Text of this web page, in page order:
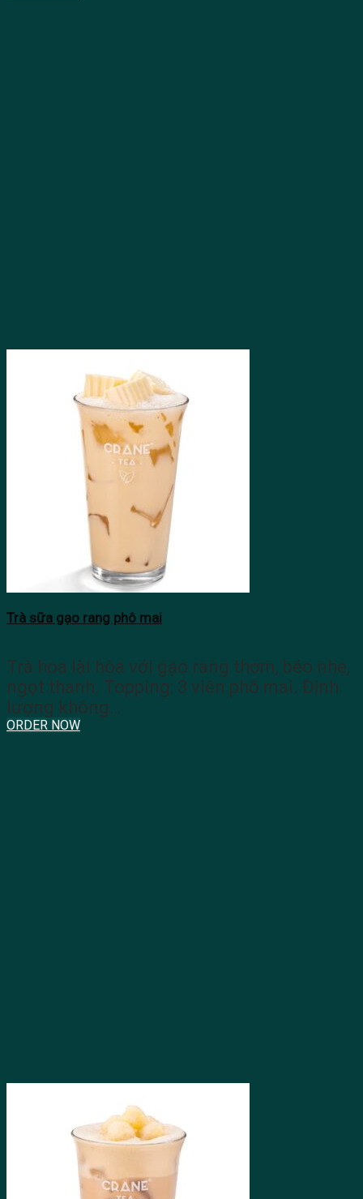
Trà sữa gạo rang phô mai
Trà hoa lài hòa với gạo rang thơm, béo nhẹ,
ngọt thanh. Topping: 3 viên phô mai. Định
lượng không…
ORDER NOW